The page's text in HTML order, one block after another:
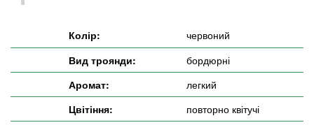
Колір:
червоний
Вид троянди:
бордюрні
Аромат:
легкий
Цвітіння:
повторно квітучі